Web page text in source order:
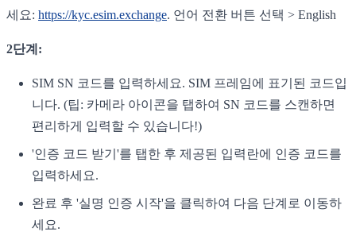
세요: https://kyc.esim.exchange. 언어 전환 버튼 선택 > English
2단계:
SIM SN 코드를 입력하세요. SIM 프레임에 표기된 코드입
니다. (팁: 카메라 아이콘을 탭하여 SN 코드를 스캔하면
편리하게 입력할 수 있습니다!)
'인증 코드 받기'를 탭한 후 제공된 입력란에 인증 코드를
입력하세요.
완료 후 '실명 인증 시작'을 클릭하여 다음 단계로 이동하
세요.